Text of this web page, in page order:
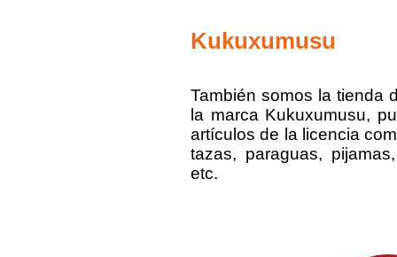
Kukuxumusu
También somos la tienda
la marca Kukuxumusu,
artículos de la licencia
tazas, paraguas,
etc.